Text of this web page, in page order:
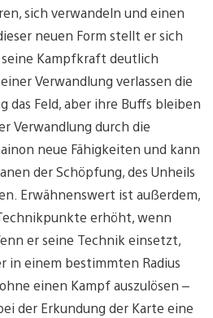
sich verwandeln und einen
neuen Form stellt er sich
Kampfkraft deutlich
Verwandlung verlassen die
das Feld, aber ihre Buffs bleiben
Verwandlung durch die
neue Fähigkeiten und kann
der Schöpfung, des Unheils
Erwähnenswert ist außerdem,
erhöht, wenn
er seine Technik einsetzt,
in einem bestimmten Radius
einen Kampf auszulösen –
der Erkundung der Karte eine